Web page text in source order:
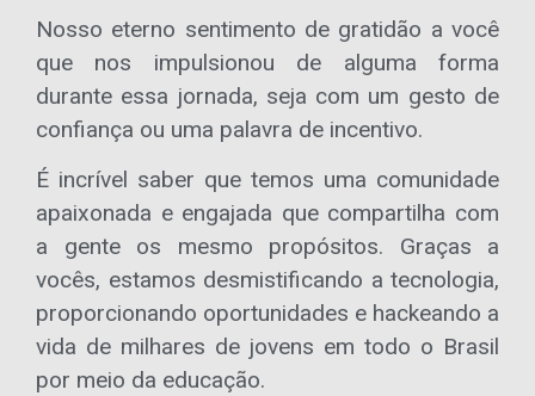
Nosso eterno sentimento de gratidão a você
que nos impulsionou de alguma forma
durante essa jornada, seja com um gesto de
confiança ou uma palavra de incentivo.
É incrível saber que temos uma comunidade
apaixonada e engajada que compartilha com
a gente os mesmo propósitos. Graças a
vocês, estamos desmistificando a tecnologia,
proporcionando oportunidades e hackeando a
vida de milhares de jovens em todo o Brasil
por meio da educação.